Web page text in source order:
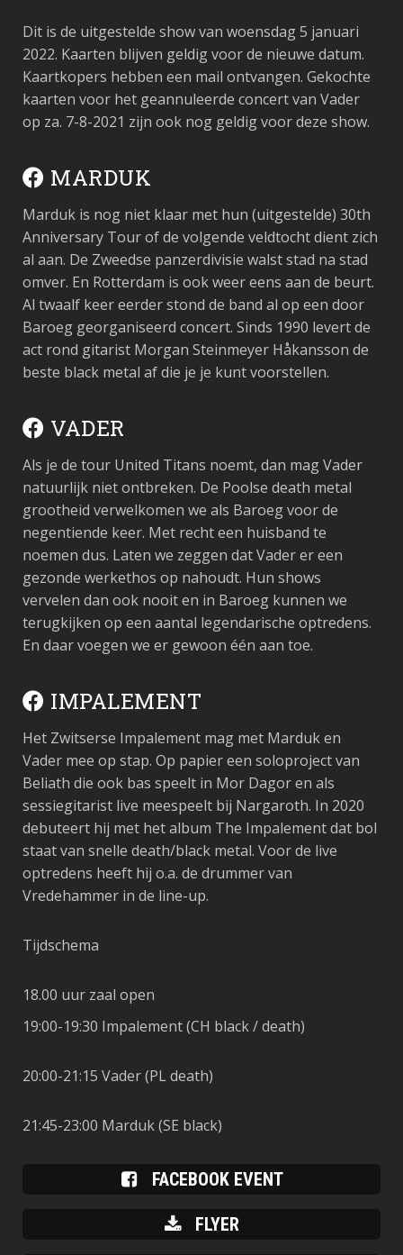
Dit is de uitgestelde show van woensdag 5 januari
2022. Kaarten blijven geldig voor de nieuwe datum.
Kaartkopers hebben een mail ontvangen. Gekochte
kaarten voor het geannuleerde concert van Vader
op za. 7-8-2021 zijn ook nog geldig voor deze show.
MARDUK
Marduk is nog niet klaar met hun (uitgestelde) 30th
Anniversary Tour of de volgende veldtocht dient zich
al aan. De Zweedse panzerdivisie walst stad na stad
omver. En Rotterdam is ook weer eens aan de beurt.
Al twaalf keer eerder stond de band al op een door
Baroeg georganiseerd concert. Sinds 1990 levert de
act rond gitarist Morgan Steinmeyer Håkansson de
beste black metal af die je je kunt voorstellen.
VADER
Als je de tour United Titans noemt, dan mag Vader
natuurlijk niet ontbreken. De Poolse death metal
grootheid verwelkomen we als Baroeg voor de
negentiende keer. Met recht een huisband te
noemen dus. Laten we zeggen dat Vader er een
gezonde werkethos op nahoudt. Hun shows
vervelen dan ook nooit en in Baroeg kunnen we
terugkijken op een aantal legendarische optredens.
En daar voegen we er gewoon één aan toe.
IMPALEMENT
Het Zwitserse Impalement mag met Marduk en
Vader mee op stap. Op papier een soloproject van
Beliath die ook bas speelt in Mor Dagor en als
sessiegitarist live meespeelt bij Nargaroth. In 2020
debuteert hij met het album The Impalement dat bol
staat van snelle death/black metal. Voor de live
optredens heeft hij o.a. de drummer van
Vredehammer in de line-up.
Tijdschema
18.00 uur zaal open
19:00-19:30 Impalement(CH black / death)
20:00-21:15 Vader (PL death)
21:45-23:00 Marduk(SE black)
FACEBOOK EVENT
FLYER